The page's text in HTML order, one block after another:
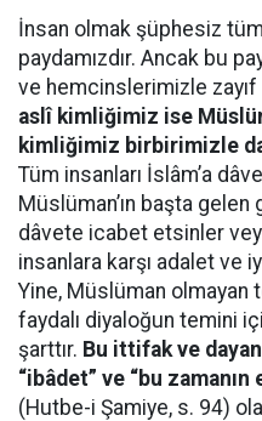
İnsan olmak şüphesiz
paydamızdır. Ancak bu
ve hemcinslerimizle zayıf
aslî kimliğimiz ise
kimliğimiz birbirimizle
Tüm insanları İslâm’a
Müslüman’ın başta
dâvete icabet etsinler
insanlara karşı adalet ve
Yine, Müslüman olmayan
faydalı diyaloğun temini
şarttır. Bu ittifak ve
“ibâdet” ve “bu
(Hutbe-i Şamiye, s. 94)